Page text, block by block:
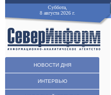
Суббота,
8 августа 2026 г.
НОВОСТИ ДНЯ
ИНТЕРВЬЮ